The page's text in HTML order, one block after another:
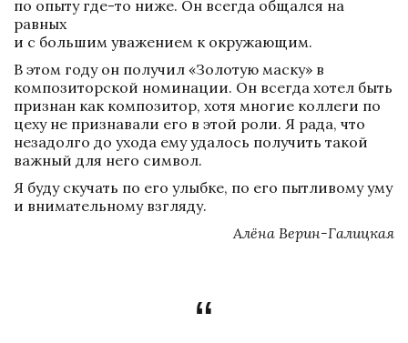
по опыту где-то ниже. Он всегда общался на
равных
и с большим уважением к окружающим.
В этом году он получил «Золотую маску» в
композиторской номинации. Он всегда хотел быть
признан как композитор, хотя многие коллеги по
цеху не признавали его в этой роли. Я рада, что
незадолго до ухода ему удалось получить такой
важный для него символ.
Я буду скучать по его улыбке, по его пытливому уму
и внимательному взгляду.
Алёна Верин-Галицкая